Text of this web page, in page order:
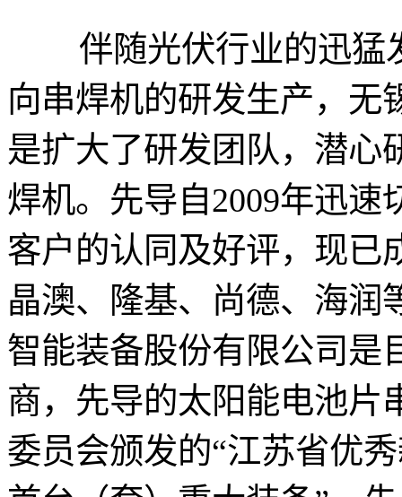
伴随光伏行业的迅猛
向串焊机的研发生产，无
是扩大了研发团队，潜心
焊机。先导自2009年迅
客户的认同及好评，现已
晶澳、隆基、尚德、海润
智能装备股份有限公司是
商，先导的太阳能电池片
委员会颁发的“江苏省优